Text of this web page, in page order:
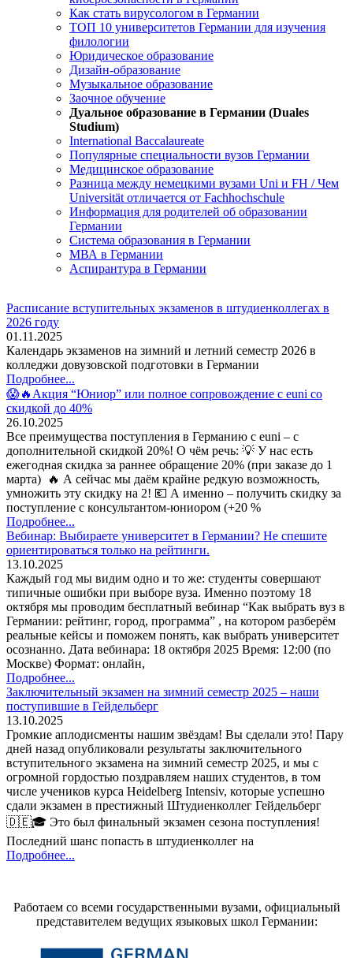
Как стать вирусологом в Германии
ТОП 10 университетов Германии для изучения
филологии
Юридическое образование
Дизайн-образование
Музыкальное образование
Заочное обучение
Дуальное образование в Германии (Duales
Studium)
International Baccalaureate
Популярные специальности вузов Германии
Медицинское образование
Разница между немецкими вузами Uni и FH / Чем
Universität отличается от Fachhochschule
Информация для родителей об образовании
Германии
Система образования в Германии
МВА в Германии
Аспирантура в Германии
Расписание вступительных экзаменов в штудиенколлегах в
2026 году
01.11.2025
Календарь экзаменов на зимний и летний семестр 2026 в
колледжи довузовской подготовки в Германии
Подробнее...
😱🔥Акция “Юниор” или полное сопровождение с euni со
скидкой до 40%
26.10.2025
Все преимущества поступления в Германию с euni – с
дополнительной скидкой 20%! О чём речь: 💡 У нас есть
ежегодная скидка за раннее обращение 20% (при заказе до 1
марта) 🔥 А сейчас мы даём крайне редкую возможность,
умножить эту скидку на 2! 💶 А именно – получить скидку за
поступление с консультантом-юниором (+20 %
Подробнее...
Вебинар: Выбираете университет в Германии? Не спешите
ориентироваться только на рейтинги.
13.10.2025
Каждый год мы видим одно и то же: студенты совершают
типичные ошибки при выборе вуза. Именно поэтому 18
октября мы проводим бесплатный вебинар “Как выбрать вуз в
Германии: рейтинг, город, программа” , на котором разберём
реальные кейсы и поможем понять, как выбрать университет
осознанно. Дата вебинара: 18 октября 2025 Время: 12:00 (по
Москве) Формат: онлайн,
Подробнее...
Заключительный экзамен на зимний семестр 2025 – наши
поступившие в Гейдельберг
13.10.2025
Громкие аплодисменты нашим звёздам! Вы сделали это! Пару
дней назад опубликовали результаты заключительного
вступительного экзамена на зимний семестр 2025, и мы с
огромной гордостью поздравляем наших студентов, в том
числе учеников курса Heidelberg Intensiv, которые успешно
сдали экзамен в престижный Штудиенколлег Гейдельберг
🇩🇪🎓 Это был финальный экзамен сезона поступления!
Последний шанс попасть в штудиенколлег на
Подробнее...
Работаем со всеми государственными вузами, официальный
представителем ведущих языковых школ Германии: